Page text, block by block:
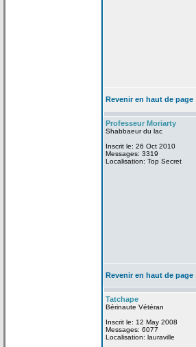
Revenir en haut de page
Professeur Moriarty
Shabbaeur du lac
Inscrit le: 26 Oct 2010
Messages: 3319
Localisation: Top Secret
Revenir en haut de page
Tatchape
Bérinaute Vétéran
Inscrit le: 12 May 2008
Messages: 6077
Localisation: lauraville